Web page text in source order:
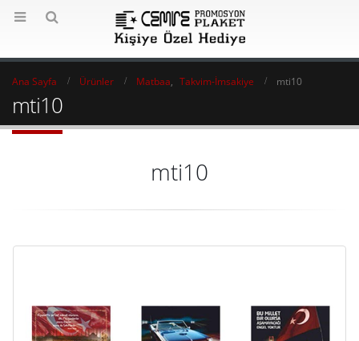
Ana Sayfa Ürünler Matbaa Takvim-İmsakiye mti10
mti10
mti10